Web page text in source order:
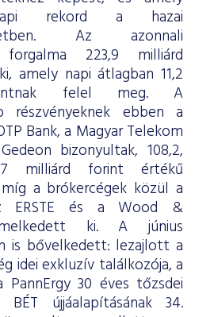
rekord a hazai
Az azonnali
forgalma 223,9 milliárd
amely napi átlagban 11,2
felel meg. A
részvényeknek ebben a
Bank, a Magyar Telekom
bizonyultak, 108,2,
milliárd forint értékű
a brókercégek közül a
ERSTE és a Wood &
ki. A június
is bővelkedett: lezajlott a
idei exkluzív találkozója, a
PannErgy 30 éves tőzsdei
újjáalapításának 34.